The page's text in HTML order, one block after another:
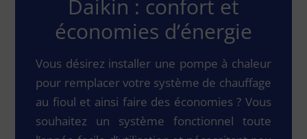
Daikin : confort et
économies d’énergie
Vous désirez installer une pompe à chaleur
pour remplacer votre système de chauffage
au fioul et ainsi faire des économies ? Vous
souhaitez un système fonctionnel toute